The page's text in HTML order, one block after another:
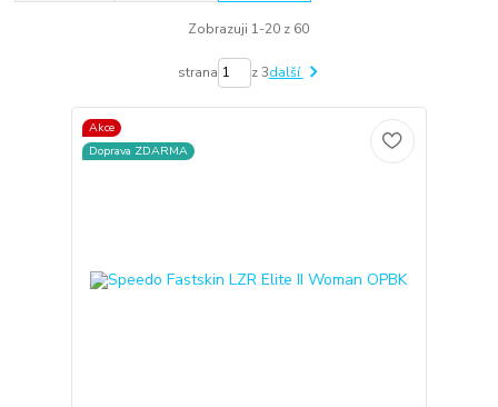
Zobrazuji 1-20 z 60
strana z 3další
Akce
Doprava ZDARMA